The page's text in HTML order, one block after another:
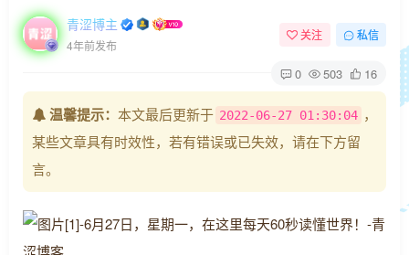
青涩博主
4年前发布
关注 私信
0 503 16
温馨提示： 本文最后更新于 2022-06-27 01:30:04 ，
某些文章具有时效性，若有错误或已失效，请在下方留
言。